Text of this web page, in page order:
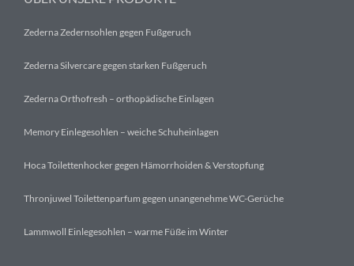
Zederna Zedernsohlen gegen Fußgeruch
Zederna Silvercare gegen starken Fußgeruch
Zederna Orthofresh – orthopädische Einlagen
Memory Einlegesohlen – weiche Schuheinlagen
Hoca Toilettenhocker gegen Hämorrhoiden & Verstopfung
Thronjuwel Toilettenparfum gegen unangenehme WC-Gerüche
Lammwoll Einlegesohlen – warme Füße im Winter